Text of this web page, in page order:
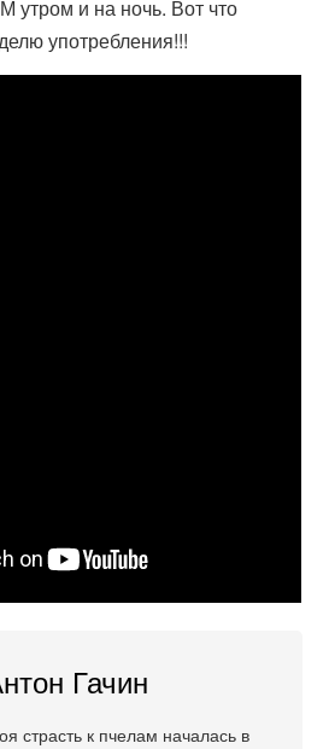
и на ночь. Вот что
употребления!!!
Гачин
страсть к пчелам началась в